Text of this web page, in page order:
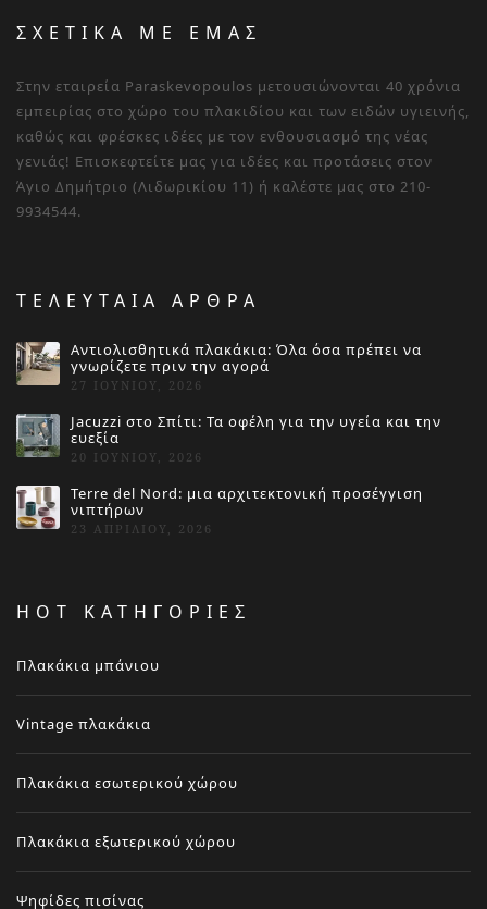
ΣΧΕΤΙΚΑ ΜΕ ΕΜΑΣ
Στην εταιρεία Paraskevopoulos μετουσιώνονται 40 χρόνια
εμπειρίας στο χώρο του πλακιδίου και των ειδών υγιεινής,
καθώς και φρέσκες ιδέες με τον ενθουσιασμό της νέας
γενιάς! Επισκεφτείτε μας για ιδέες και προτάσεις στον
Άγιο Δημήτριο (Λιδωρικίου 11) ή καλέστε μας στο 210-
9934544.
ΤΕΛΕΥΤΑΙΑ ΑΡΘΡΑ
Αντιολισθητικά πλακάκια: Όλα όσα πρέπει να
γνωρίζετε πριν την αγορά
27 ΙΟΥΝΊΟΥ, 2026
Jacuzzi στο Σπίτι: Τα οφέλη για την υγεία και την
ευεξία
20 ΙΟΥΝΊΟΥ, 2026
Terre del Nord: μια αρχιτεκτονική προσέγγιση
νιπτήρων
23 ΑΠΡΙΛΊΟΥ, 2026
HOT ΚΑΤΗΓΟΡΙΕΣ
Πλακάκια μπάνιου
Vintage πλακάκια
Πλακάκια εσωτερικού χώρου
Πλακάκια εξωτερικού χώρου
Ψηφίδες πισίνας